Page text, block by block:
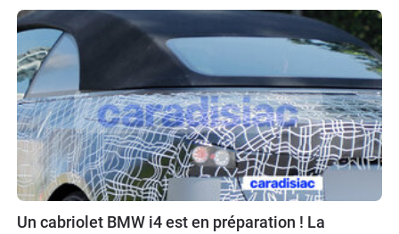
Un cabriolet BMW i4 est en préparation ! La